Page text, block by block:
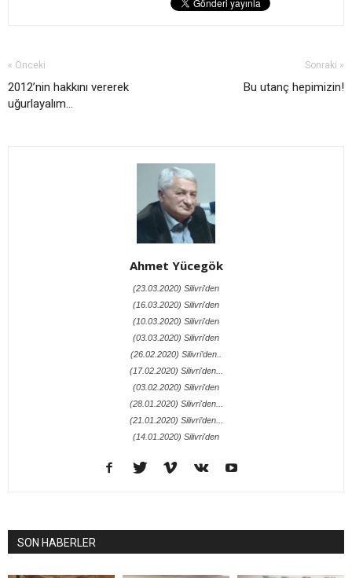
« Önceki
2012’nin hakkını vererek
uğurlayalım...
Sonraki »
Bu utanç hepimizin!
Ahmet Yücegök
(23.03.2020) Silivri'den
(16.03.2020) Silivri'den
(10.03.2020) Silivri'den
(03.03.2020) Silivri'den
(26.02.2020) Silivri’den..
(17.02.2020) Silivri'den...
(03.02.2020) Silivri'den
(28.01.2020) Silivri'den...
(21.01.2020) Silivri’den...
(14.01.2020) Silivri'den
SON HABERLER